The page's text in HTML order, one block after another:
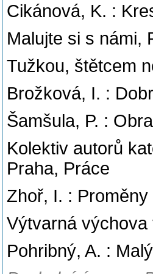
Cikánová, K. :
Malujte si s námi,
Tužkou, štětcem
Brožková, I. :
Šamšula, P. :
Kolektiv autorů
Praha, Práce
Zhoř, I. :
Výtvarná
Pohribný, A. :